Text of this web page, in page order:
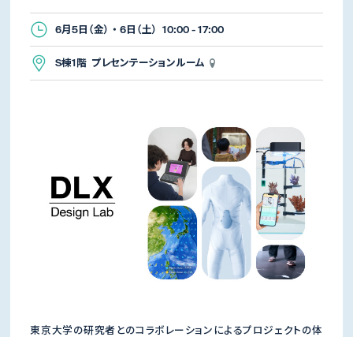
6月5日（金） ・ 6日（土） 10:00 - 17:00
S棟1階 プレセンテーションルーム
東京大学の研究者とのコラボレーションによるプロジェクトの体